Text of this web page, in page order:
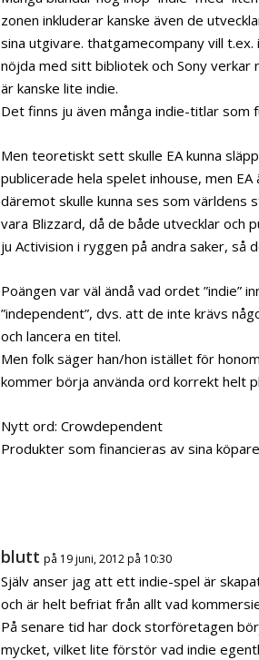
zonen inkluderar kanske även de
sina utgivare. thatgamecompany vill
nöjda med sitt bibliotek och Sony
är kanske lite indie.
Det finns ju även många indie-titlar som
Men teoretiskt sett skulle EA kunna
publicerade hela spelet inhouse, men
däremot skulle kunna ses som världens
vara Blizzard, då de både utvecklar och
ju Activision i ryggen på andra saker, så
Poängen var väl ändå vad ordet ”indie”
”independent”, dvs. att de inte krävs
och lancera en titel.
Men folk säger han/hon istället för
kommer börja använda ord korrekt helt
Nytt ord: Crowdependent
Produkter som financieras av sina
blutt på 19 juni, 2012 på 10:30
Själv anser jag att ett indie-spel är
och är helt befriat från allt vad
På senare tid har dock storföretagen
mycket, vilket lite förstör vad indie